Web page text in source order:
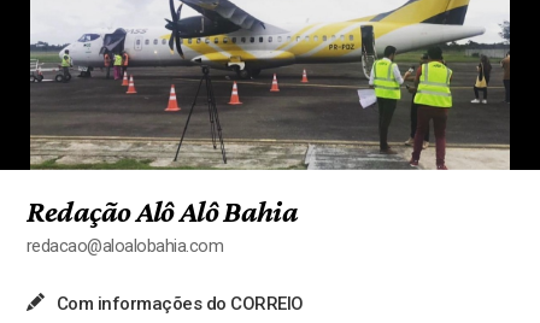
Redação Alô Alô Bahia
redacao@aloalobahia.com
Com informações do CORREIO